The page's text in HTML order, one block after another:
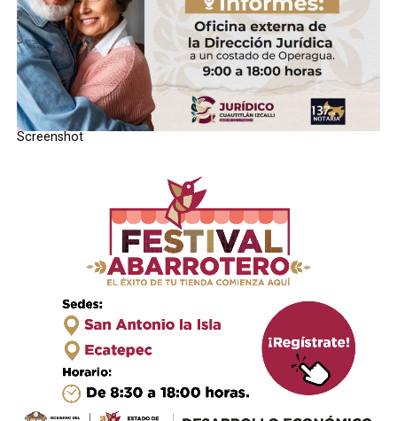
DON'T MISS
DarÃ¡n “manita de gato” a 3 parques pÃºblicos en
Izcalli.
STAFF / Zona Cero Noticias
Screenshot